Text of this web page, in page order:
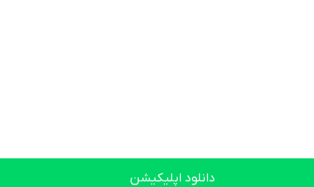
دانلود اپلیکیشن